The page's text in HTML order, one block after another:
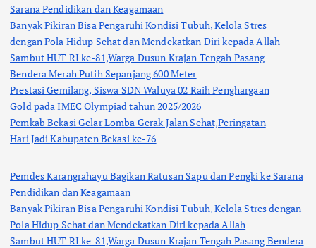
Sarana Pendidikan dan Keagamaan
Banyak Pikiran Bisa Pengaruhi Kondisi Tubuh, Kelola Stres
dengan Pola Hidup Sehat dan Mendekatkan Diri kepada Allah
Sambut HUT RI ke-81,Warga Dusun Krajan Tengah Pasang
Bendera Merah Putih Sepanjang 600 Meter
Prestasi Gemilang, Siswa SDN Waluya 02 Raih Penghargaan
Gold pada IMEC Olympiad tahun 2025/2026
Pemkab Bekasi Gelar Lomba Gerak Jalan Sehat,Peringatan
Hari Jadi Kabupaten Bekasi ke-76
Pemdes Karangrahayu Bagikan Ratusan Sapu dan Pengki ke Sarana
Pendidikan dan Keagamaan
Banyak Pikiran Bisa Pengaruhi Kondisi Tubuh, Kelola Stres dengan
Pola Hidup Sehat dan Mendekatkan Diri kepada Allah
Sambut HUT RI ke-81,Warga Dusun Krajan Tengah Pasang Bendera